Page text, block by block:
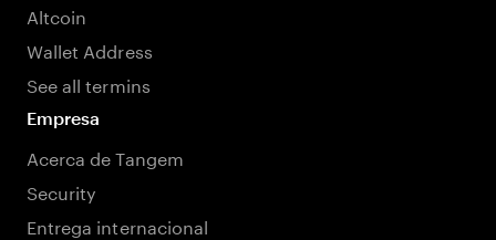
Altcoin
Wallet Address
See all termins
Empresa
Acerca de Tangem
Security
Entrega internacional